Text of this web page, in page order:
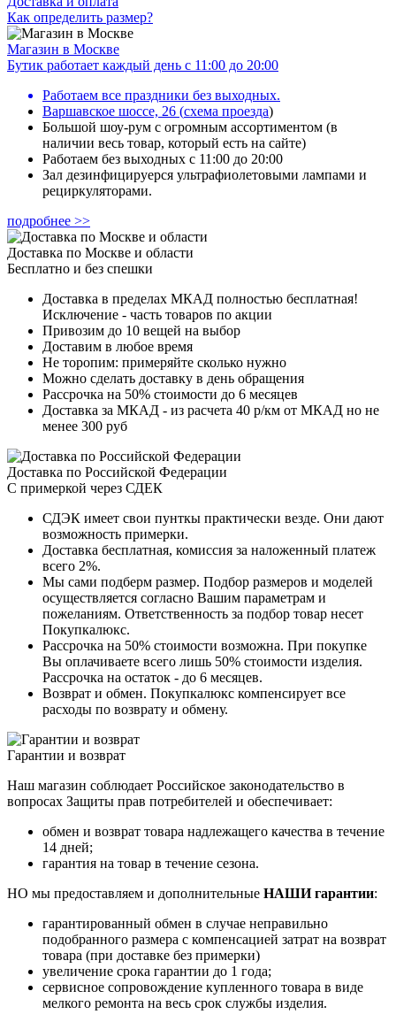
Как определить размер?
Магазин в Москве
Бутик работает каждый день с 11:00 до 20:00
Работаем все праздники без выходных.
Варшавское шоссе, 26 (схема проезда)
Большой шоу-рум с огромным ассортиментом (в
наличии весь товар, который есть на сайте)
Работаем без выходных с 11:00 до 20:00
Зал дезинфицируерся ультрафиолетовыми лампами и
рециркуляторами.
подробнее >>
Доставка по Москве и области
Бесплатно и без спешки
Доставка в пределах МКАД полностью бесплатная!
Исключение - часть товаров по акции
Привозим до 10 вещей на выбор
Доставим в любое время
Не торопим: примеряйте сколько нужно
Можно сделать доставку в день обращения
Рассрочка на 50% стоимости до 6 месяцев
Доставка за МКАД - из расчета 40 р/км от МКАД но не
менее 300 руб
Доставка по Российской Федерации
С примеркой через СДЕК
СДЭК имеет свои пунткы практически везде. Они дают
возможность примерки.
Доставка бесплатная, комиссия за наложенный платеж
всего 2%.
Мы сами подберм размер. Подбор размеров и моделей
осуществляется согласно Вашим параметрам и
пожеланиям. Ответственность за подбор товар несет
Покупкалюкс.
Рассрочка на 50% стоимости возможна. При покупке
Вы оплачиваете всего лишь 50% стоимости изделия.
Рассрочка на остаток - до 6 месяцев.
Возврат и обмен. Покупкалюкс компенсирует все
расходы по возврату и обмену.
Гарантии и возврат
Наш магазин соблюдает Российское законодательство в
вопросах Защиты прав потребителей и обеспечивает:
обмен и возврат товара надлежащего качества в течение
14 дней;
гарантия на товар в течение сезона.
НО мы предоставляем и дополнительные НАШИ гарантии:
гарантированный обмен в случае неправильно
подобранного размера с компенсацией затрат на возврат
товара (при доставке без примерки)
увеличение срока гарантии до 1 года;
сервисное сопровождение купленного товара в виде
мелкого ремонта на весь срок службы изделия.